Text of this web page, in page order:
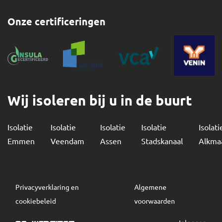
Onze certificeringen
Wij isoleren bij u in de buurt
Isolatie
Emmen
Isolatie
Veendam
Isolatie
Assen
Isolatie
Stadskanaal
Privacyverklaring en
cookiebeleid
Algemene
voorwaarden